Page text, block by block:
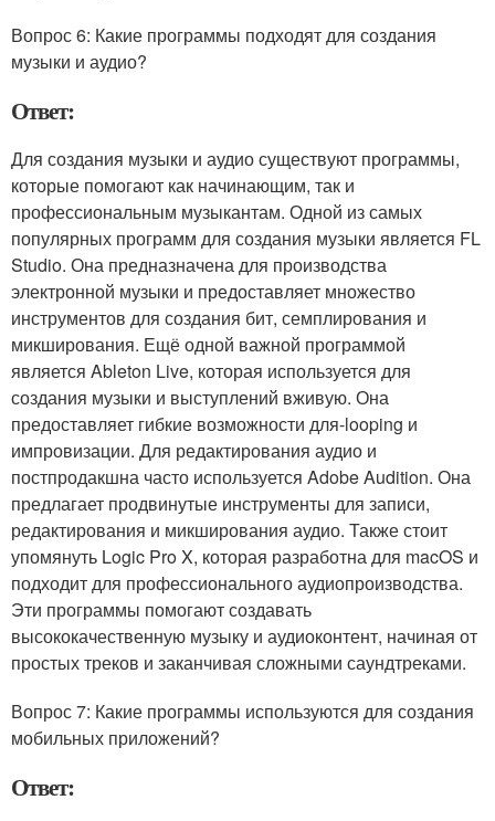
Вопрос 6: Какие программы подходят для создания
музыки и аудио?
Ответ:
Для создания музыки и аудио существуют программы,
которые помогают как начинающим, так и
профессиональным музыкантам. Одной из самых
популярных программ для создания музыки является FL
Studio. Она предназначена для производства
электронной музыки и предоставляет множество
инструментов для создания бит, семплирования и
микширования. Ещё одной важной программой
является Ableton Live, которая используется для
создания музыки и выступлений вживую. Она
предоставляет гибкие возможности для-looping и
импровизации. Для редактирования аудио и
постпродакшна часто используется Adobe Audition. Она
предлагает продвинутые инструменты для записи,
редактирования и микширования аудио. Также стоит
упомянуть Logic Pro X, которая разработна для macOS и
подходит для профессионального аудиопроизводства.
Эти программы помогают создавать
высококачественную музыку и аудиоконтент, начиная от
простых треков и заканчивая сложными саундтреками.
Вопрос 7: Какие программы используются для создания
мобильных приложений?
Ответ: